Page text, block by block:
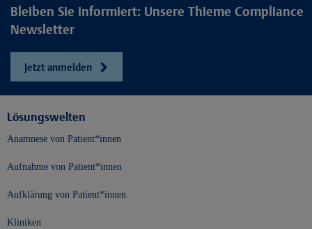
Bleiben Sie informiert: Unsere Thieme Compliance
Newsletter
Jetzt anmelden
Lösungswelten
Anamnese von Patient*innen
Aufnahme von Patient*innen
Aufklärung von Patient*innen
Kliniken